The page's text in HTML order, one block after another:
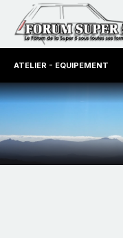
ATELIER - EQUIPEMENT